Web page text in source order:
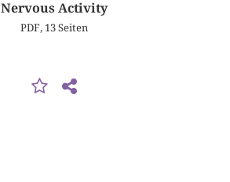
Nervous Activity
PDF, 13 Seiten